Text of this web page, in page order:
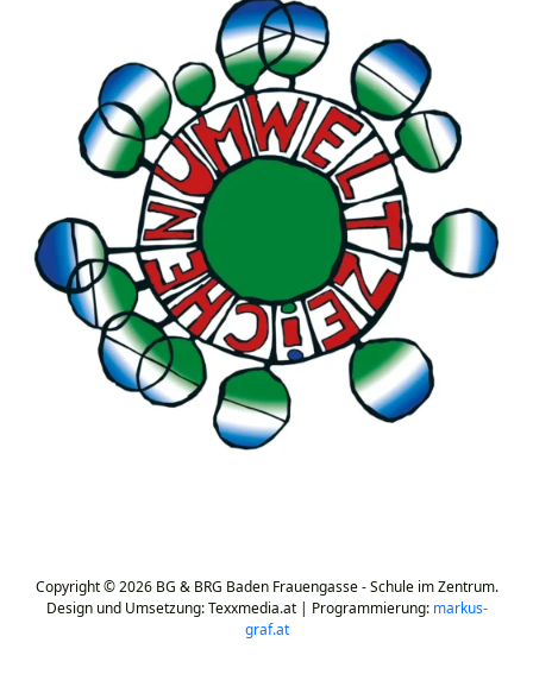
Copyright © 2026 BG & BRG Baden Frauengasse - Schule im Zentrum.
Design und Umsetzung: Texxmedia.at | Programmierung: markus-
graf.at